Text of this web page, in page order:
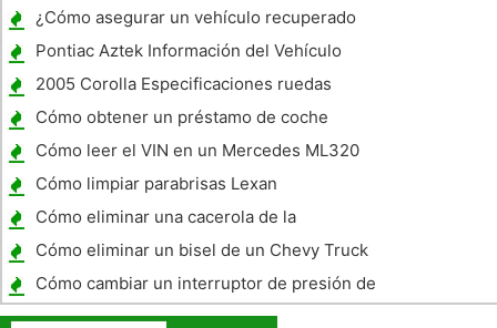
encendido defectuoso en un Honda Accord
1996
¿Cómo asegurar un vehículo recuperado
Pontiac Aztek Información del Vehículo
2005 Corolla Especificaciones ruedas
Cómo obtener un préstamo de coche
después de una recuperación de la
posesión
Cómo leer el VIN en un Mercedes ML320
Cómo limpiar parabrisas Lexan
Cómo eliminar una cacerola de la
transmisión de un Dodge Dakota 93
Cómo eliminar un bisel de un Chevy Truck
1971
Cómo cambiar un interruptor de presión de
aceite en un 2002 Mazda B3000